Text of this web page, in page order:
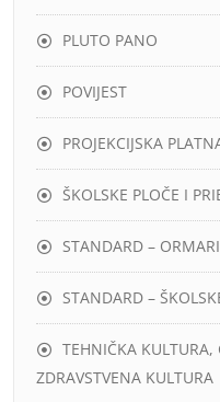
PLUTO PANO
POVIJEST
PROJEKCIJSKA
ŠKOLSKE PLOČE I
STANDARD –
STANDARD –
TEHNIČKA KULTURA,
ZDRAVSTVENA KULTURA